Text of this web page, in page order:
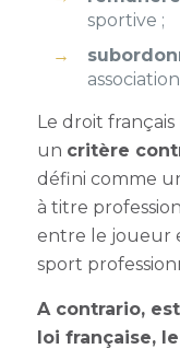
sportive ;
Le droit
un critère
défini comme
à titre
entre le joueur
sport
A contrario,
loi française,